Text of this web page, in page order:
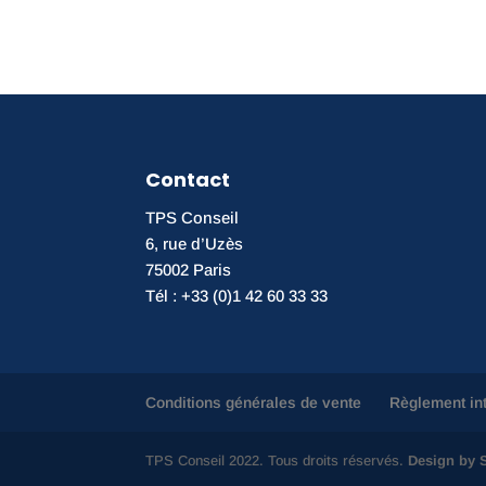
Contact
TPS Conseil
6, rue d’Uzès
75002 Paris
Tél : +33 (0)1 42 60 33 33
Conditions générales de vente Règlement
TPS Conseil 2022. Tous droits réservés. Design by